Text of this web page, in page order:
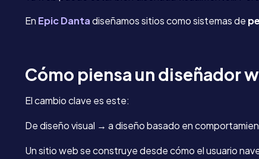
En Epic Dantadiseñamos sitios como sistemas de
Cómo piensa un diseñador
El cambio clave es este:
De diseño visual → a diseño basado en
Un sitio web se construye desde cómo el usuario